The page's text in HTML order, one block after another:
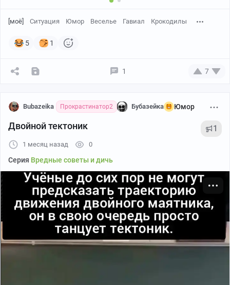
[моё] Ситуация Юмор Веселье Гавиал Крокодилы
5 1
1 7
Bubazeika Прокрастинатор2 Бубазейка Юмор
Двойной тектоник 1
1 месяц назад 0
Серия Вредные советы и дичь